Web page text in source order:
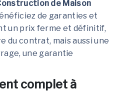
de Maison
de garanties et
un prix ferme et définitif,
du contrat, mais aussi une
une garantie
complet à